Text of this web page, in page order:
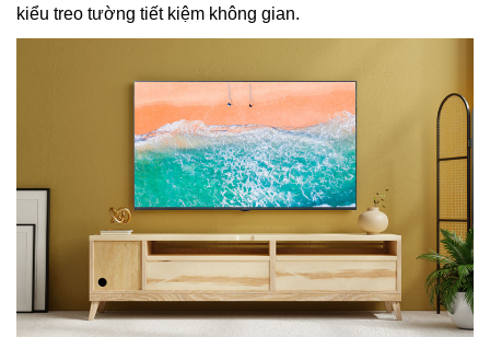
kiểu treo tường tiết kiệm không gian.